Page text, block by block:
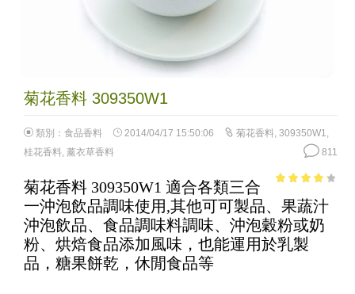
菊花香料 309350W1
類別： 食品香料 2014/04/17 15:50:06 菊花香料, 309350W1,
桂花香料, 薰衣草香料 811
of 5
菊花香料 309350W1 適合各類三合
一沖泡飲品調味使用,其他可可製品、果蔬汁
沖泡飲品、食品調味料調味、沖泡穀粉或奶
粉、烘焙食品添加風味，也能運用於乳製
品，糖果餅乾，休閒食品等